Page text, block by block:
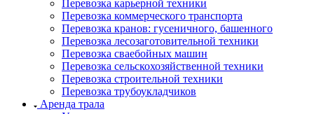
Перевозка карьерной техники
Перевозка коммерческого транспорта
Перевозка кранов: гусеничного, башенного
Перевозка лесозаготовительной техники
Перевозка сваебойных машин
Перевозка сельскохозяйственной техники
Перевозка строительной техники
Перевозка трубоукладчиков
Аренда трала